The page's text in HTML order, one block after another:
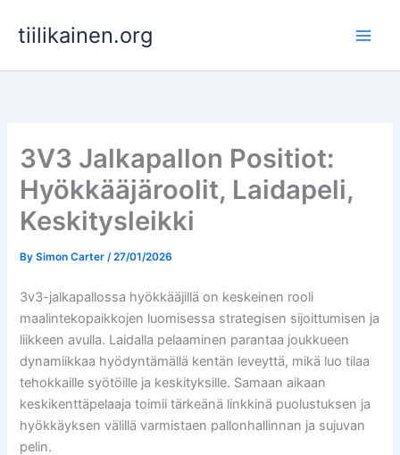
tiilikainen.org
3V3 Jalkapallon Positiot:
Hyökkääjäroolit, Laidapeli,
Keskitysleikki
BySimon Carter/27/01/2026
3v3-jalkapallossa hyökkääjillä on keskeinen rooli
maalintekopaikkojen luomisessa strategisen sijoittumisen ja
liikkeen avulla. Laidalla pelaaminen parantaa joukkueen
dynamiikkaa hyödyntämällä kentän leveyttä, mikä luo tilaa
tehokkaille syötöille ja keskityksille. Samaan aikaan
keskikenttäpelaaja toimii tärkeänä linkkinä puolustuksen ja
hyökkäyksen välillä varmistaen pallonhallinnan ja sujuvan
pelin.